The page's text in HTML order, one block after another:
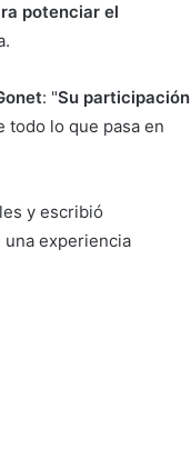
potenciar el
: "Su participación
todo lo que pasa en
y escribió
una experiencia